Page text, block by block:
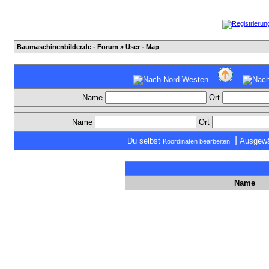
Baumaschinenbilder.de - Forum » User - Map
Name Ort
Name Ort
Du selbst Koordinaten bearbeiten
Name